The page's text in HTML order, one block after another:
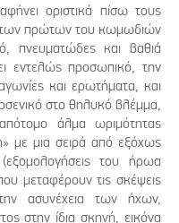
οριστικά πίσω τους
των πρώτων του κωμωδιών
πνευματώδες και βαθιά
εντελώς προσωπικό, την
και ερωτήματα, και
στο θηλυκό βλέμμα,
άλμα ωριμότητας
με μια σειρά από εξόχως
(εξομολογήσεις του ήρωα
μεταφέρουν τις σκέψεις
ασυνέχεια των ήχων,
στην ίδια σκηνή, εικόνα